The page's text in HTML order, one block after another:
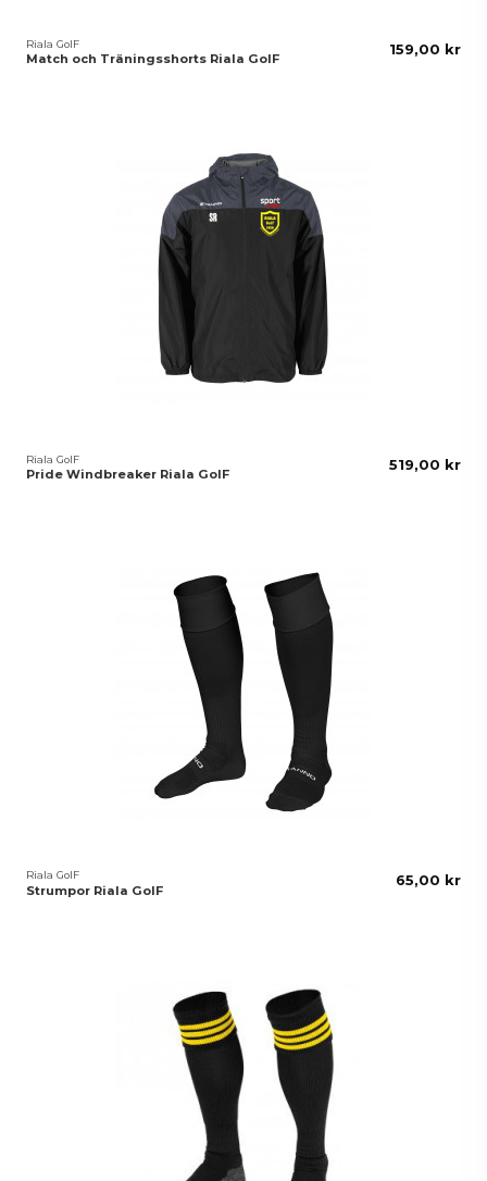
Riala GoIF
Match och Träningsshorts Riala GoIF
159,00 kr
Riala GoIF
Pride Windbreaker Riala GoIF
519,00 kr
Riala GoIF
Strumpor Riala GoIF
65,00 kr